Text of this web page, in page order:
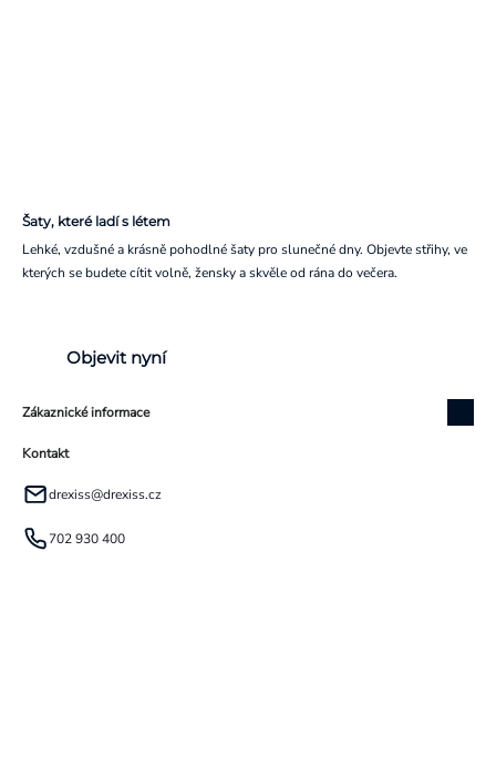
Šaty, které ladí s létem
Lehké, vzdušné a krásně pohodlné šaty pro slunečné dny. Objevte střihy, ve
kterých se budete cítit volně, žensky a skvěle od rána do večera.
Objevit nyní
Zákaznické informace
Kontakt
drexiss@drexiss.cz
702 930 400